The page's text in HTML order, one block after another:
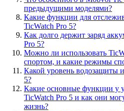
предыдущими моделями?
Какие функции для
TicWatch Pro 5?
Как долго держит заряд
Pro 5?
Можно ли использовать
спортом, и какие режимы
Какой уровень водозащиты
5?
Какие основные функции у
TicWatch Pro 5 и как они
жизнь?